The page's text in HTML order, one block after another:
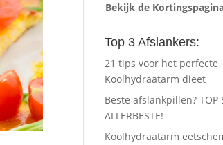
Bekijk de
Top 3 Afslankers:
21 tips voor het perfecte
Koolhydraatarm dieet
Beste afslankpillen? TOP
ALLERBESTE!
Koolhydraatarm